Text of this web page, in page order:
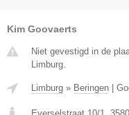
Kim Goovaerts
Niet gevestigd in de
Limburg.
Limburg » Beringen |